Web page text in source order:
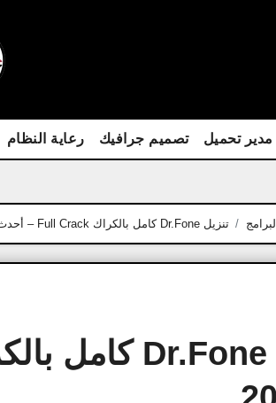
مدير تحميل تصميم جرافيك رعاية النظام
البرامج تنزيل Dr.Fone كامل بالكراك Full Crack – أحدث إصدار 2025